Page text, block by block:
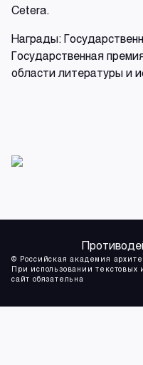
Cetera.
Награды:
Государственная
области литературы и
© Российская академия
При использовании текстовых
сайт обязательна